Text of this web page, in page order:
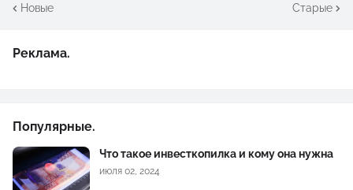
Новые Старые
Реклама.
Популярные.
Что такое инвесткопилка и кому она нужна
июля 02, 2024